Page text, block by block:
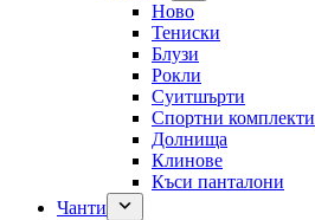
Ново
Тениски
Блузи
Рокли
Суитшърти
Спортни комплекти
Долнища
Клинове
Къси панталони
Чанти